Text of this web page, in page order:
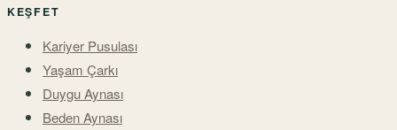
KEŞFET
Kariyer Pusulası
Yaşam Çarkı
Duygu Aynası
Beden Aynası